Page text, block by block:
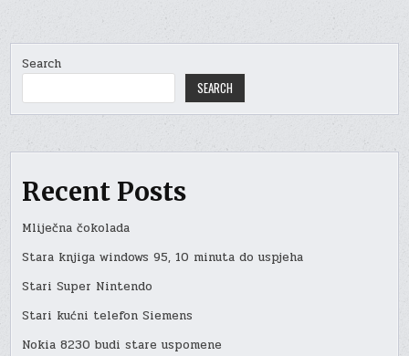
Search
SEARCH
Recent Posts
Mliječna čokolada
Stara knjiga windows 95, 10 minuta do uspjeha
Stari Super Nintendo
Stari kućni telefon Siemens
Nokia 8230 budi stare uspomene